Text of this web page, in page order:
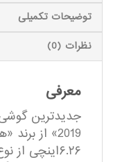
توضیحات تکمیلی
نظرات (0)
معرفی